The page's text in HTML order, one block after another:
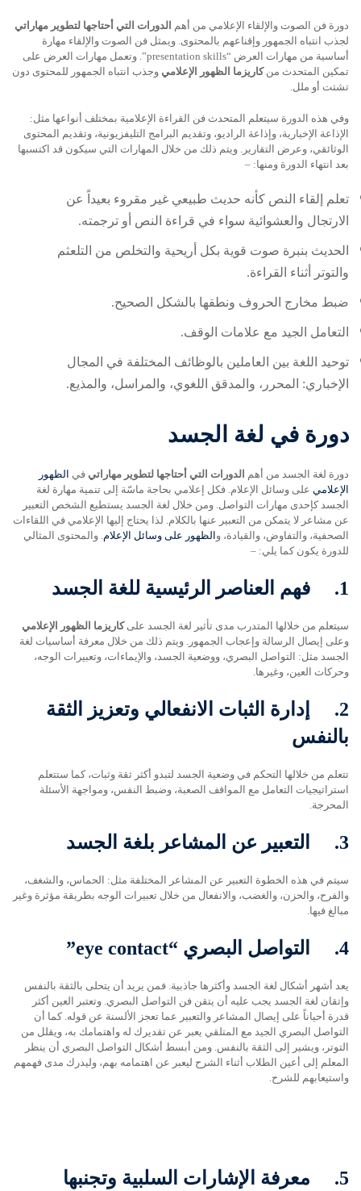
دورة فن الصوت والإلقاء الإعلامي من أهم الدورات التي أحتاجها لتطوير مهاراتي
لجذب انتباه الجمهور وإقناعهم بالمحتوى. ويمثل فن الصوت والإلقاء مهارة
أساسية من مهارات العرض “presentation skills”. وتعمل مهارات العرض على
تمكين المتحدث منكاريزما الظهور الإعلامي وجذب انتباه الجمهور للمحتوى دون
تشتت أو ملل.
وفي هذه الدورة سيتعلم المتحدث فن القراءة الإعلامية بمختلف أنواعها مثل:
الإذاعة الإخبارية، وإذاعة الراديو، وتقديم البرامج التليفزيونية، وتقديم المحتوى
الوثائقي، وعرض التقارير. ويتم ذلك من خلال المهارات التي سيكون قد اكتسبها
بعد انتهاء الدورة ومنها: –
تعلم إلقاء النص كأنه حديث طبيعي غير مقروء بعيداً عن
الارتجال والعشوائية سواء في قراءة النص أو ترجمته.
الحديث بنبرة صوت قوية بكل أريحية والتخلص من التلعثم
والتوتر أثناء القراءة.
ضبط مخارج الحروف ونطقها بالشكل الصحيح.
التعامل الجيد مع علامات الوقف.
توحيد اللغة بين العاملين بالوظائف المختلفة في المجال
الإخباري: المحرر، والمدقق اللغوي، والمراسل، والمذيع.
دورة في لغة الجسد
دورة لغة الجسد من أهم الدورات التي أحتاجها لتطوير مهاراتي في الظهور
الإعلامي على وسائل الإعلام. فكل إعلامي بحاجة ماسّة إلى تنمية مهارة لغة
الجسد كإحدى مهارات التواصل. ومن خلال لغة الجسد يستطيع الشخص التعبير
عن مشاعر لا يتمكن من التعبير عنها بالكلام. لذا يحتاج إليها الإعلامي في اللقاءات
الصحفية، والتفاوض، والقيادة، و الظهور على وسائل الإعلام . والمحتوى المثالي
للدورة يكون كما يلي: –
1. فهم العناصر الرئيسية للغة الجسد
سيتعلم من خلالها المتدرب مدى تأثير لغة الجسد علىكاريزما الظهور الإعلامي
وعلى إيصال الرسالة وإعجاب الجمهور. ويتم ذلك من خلال معرفة أساسيات لغة
الجسد مثل: التواصل البصري، ووضعية الجسد، والإيماءات، وتعبيرات الوجه،
وحركات العين، وغيرها.
2.
إدارة الثبات الانفعالي وتعزيز الثقة
بالنفس
تتعلم من خلالها التحكم في وضعية الجسد لتبدو أكثر ثقة وثبات، كما ستتعلم
استراتيجيات التعامل مع المواقف الصعبة، وضبط النفس، ومواجهة الأسئلة
المحرجة.
3. التعبير عن المشاعر بلغة الجسد
سيتم في هذه الخطوة التعبير عن المشاعر المختلفة مثل: الحماس، والشغف،
والفرح، والحزن، والغضب، والانفعال من خلال تعبيرات الوجه بطريقة مؤثرة وغير
مبالغ فيها.
4. التواصل البصري “eye contact”
يعد أشهر أشكال لغة الجسد وأكثرها جاذبية. فمن يريد أن يتحلى بالثقة بالنفس
وإتقان لغة الجسد يجب عليه أن يتقن فن التواصل البصري. وتعتبر العين أكثر
قدرة أحياناً على إيصال المشاعر والتعبير عما تعجز الألسنة عن قوله. كما أن
التواصل البصري الجيد مع المتلقي يعبر عن تقديرك له واهتمامك به، ويقلل من
التوتر، ويشير إلى الثقة بالنفس. ومن أبسط أشكال التواصل البصري أن ينظر
المعلم إلى أعين الطلاب أثناء الشرح ليعبر عن اهتمامه بهم، وليدرك مدى فهمهم
واستيعابهم للشرح.
5. معرفة الإشارات السلبية وتجنبها